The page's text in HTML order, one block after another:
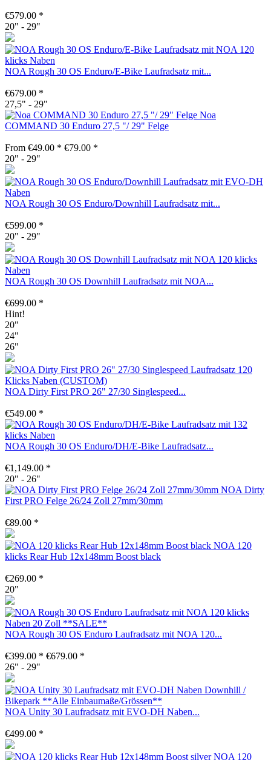
€579.00 *
20" - 29"
NOA Rough 30 OS Enduro/E-Bike Laufradsatz mit...
€679.00 *
27,5" - 29"
Noa
COMMAND 30 Enduro 27,5 "/ 29" Felge
From €49.00 * €79.00 *
20" - 29"
NOA Rough 30 OS Enduro/Downhill Laufradsatz mit...
€599.00 *
20" - 29"
NOA Rough 30 OS Downhill Laufradsatz mit NOA...
€699.00 *
Hint!
20"
24"
26"
NOA Dirty First PRO 26" 27/30 Singlespeed...
€549.00 *
NOA Rough 30 OS Enduro/DH/E-Bike Laufradsatz...
€1,149.00 *
20" - 26"
NOA Dirty
First PRO Felge 26/24 Zoll 27mm/30mm
€89.00 *
NOA 120
klicks Rear Hub 12x148mm Boost black
€269.00 *
20"
NOA Rough 30 OS Enduro Laufradsatz mit NOA 120...
€399.00 * €679.00 *
26" - 29"
NOA Unity 30 Laufradsatz mit EVO-DH Naben...
€499.00 *
NOA 120